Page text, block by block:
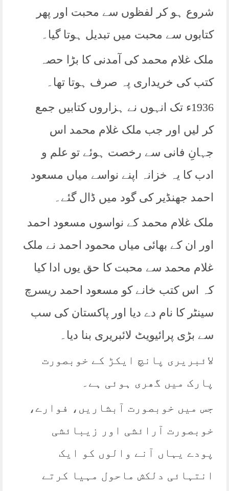
شروع ہو کر لفظوں سے محبت اور پھر
کتابوں سے محبت میں تبدیل ہوتا گیا۔
ملک غلام محمد کی آمدنی کا بڑا حصہ
کتب کی خریداری پہ صرف ہوتا تھا۔
1936ء تک انہوں نے ہزاروں کتابیں جمع
کر لیں اور جب ملک غلام محمد اس
جہانِ فانی سے رخصت ہوئے تو علم و
ادب کا یہ خزانہ اپنے نواسے میاں مسعود
احمد جھنڈیر کی گود میں ڈال گئے۔
ملک غلام محمد کے نواسوں مسعود احمد
اور ان کے بھائی میاں محمود احمد نے ملک
غلام محمد سے محبت کا حق یوں ادا کیا
کہ اس کتب خانے کو مسعود احمد ریسرچ
سینٹر کا نام دے دیا اور پاکستان کی سب
سے بڑی پرائیویٹ لائبریری بنا دیا۔
لائبریری پانچ ایکڑ کے خوبصورت
پارک میں گھری ہوئی ہے۔
جس میں خوبصورت آبشاریں، فوارے،
خوبصورت آرائشی اور زیبائشی
پودے یہاں آنے والوں کو ایک
انتہائی دلکش ماحول مہیا کرتے